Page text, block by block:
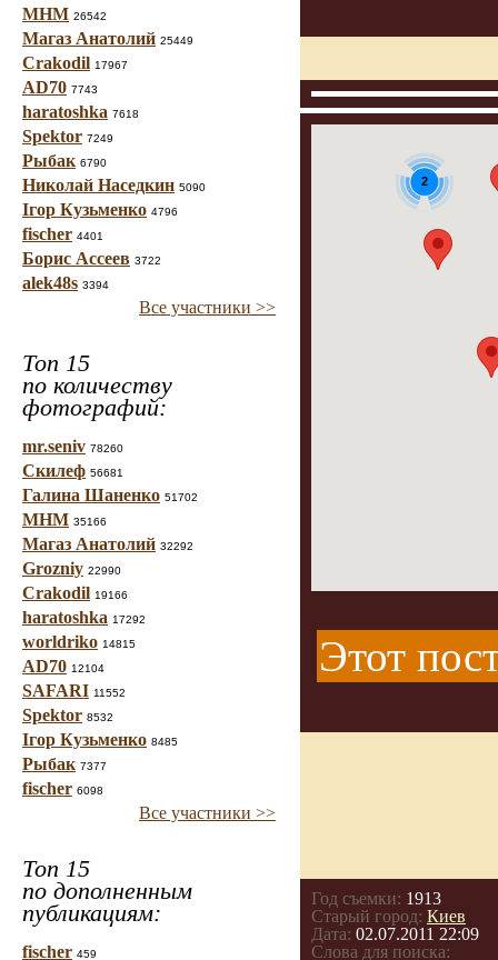
МНМ 26542
Магаз Анатолий 25449
Crakodil 17967
AD70 7743
haratoshka 7618
Spektor 7249
Рыбак 6790
Николай Наседкин 5090
Ігор Кузьменко 4796
fischer 4401
Борис Ассеев 3722
alek48s 3394
Все участники >>
Топ 15
по количеству
фотографий:
mr.seniv 78260
Скилеф 56681
Галина Шаненко 51702
МНМ 35166
Магаз Анатолий 32292
Grozniy 22990
Crakodil 19166
haratoshka 17292
worldriko 14815
AD70 12104
SAFARI 11552
Spektor 8532
Ігор Кузьменко 8485
Рыбак 7377
fischer 6098
Все участники >>
Топ 15
по дополненным
публикациям:
fischer 459
2
Этот
Год съемки: 1913
Старый город: Киев
Дата: 02.07.2011 22:09
Слова для поиска: